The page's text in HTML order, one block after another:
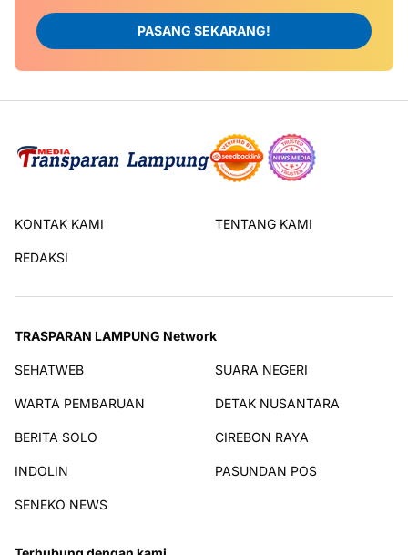
PASANG SEKARANG!
KONTAK KAMI TENTANG KAMI
REDAKSI
TRASPARAN LAMPUNG Network
SEHATWEB SUARA NEGERI
WARTA PEMBARUAN DETAK NUSANTARA
BERITA SOLO CIREBON RAYA
INDOLIN PASUNDAN POS
SENEKO NEWS